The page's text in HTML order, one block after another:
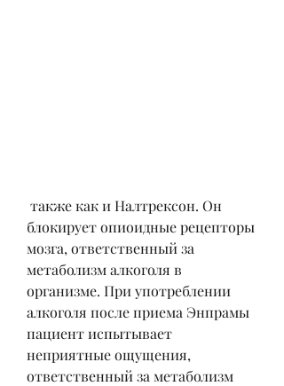
блокирует опиоидные рецепторы
мозга, ответственный за
метаболизм алкоголя в
организме. При употреблении
алкоголя после приема Энпрамы
пациент испытывает
неприятные ощущения,
ответственный за метаболизм